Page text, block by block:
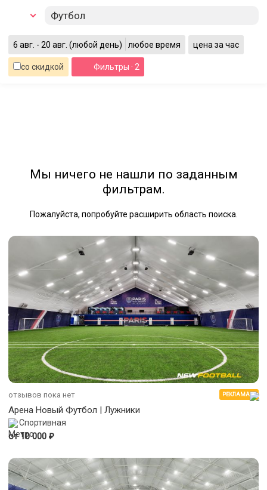
Футбол
6 авг. - 20 авг. (любой день) любое время цена за час
со скидкой Фильтры · 2
Мы ничего не нашли по заданным
фильтрам.
Пожалуйста, попробуйте расширить область поиска.
отзывов пока нет РЕКЛАМА
Арена Новый Футбол | Лужники
Спортивная
от 10 000 ₽